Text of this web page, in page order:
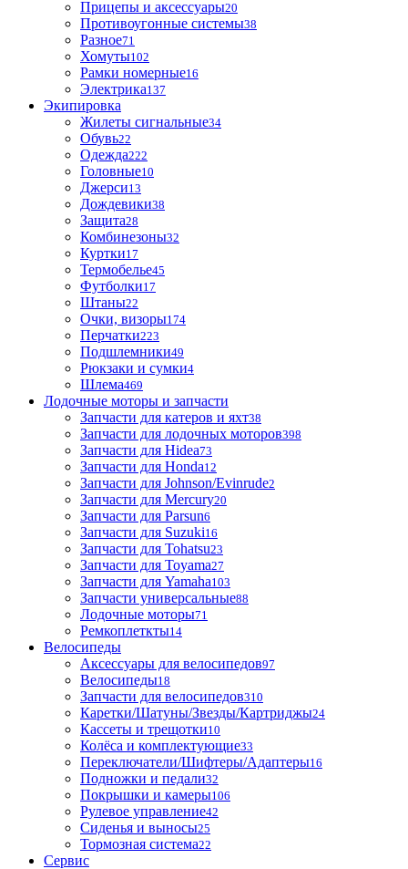
Прицепы и аксессуары20
Противоугонные системы38
Разное71
Хомуты102
Рамки номерные16
Электрика137
Экипировка
Жилеты сигнальные34
Обувь22
Одежда222
Головные10
Джерси13
Дождевики38
Защита28
Комбинезоны32
Куртки17
Термобелье45
Футболки17
Штаны22
Очки, визоры174
Перчатки223
Подшлемники49
Рюкзаки и сумки4
Шлема469
Лодочные моторы и запчасти
Запчасти для катеров и яхт38
Запчасти для лодочных моторов398
Запчасти для Hidea73
Запчасти для Honda12
Запчасти для Johnson/Evinrude2
Запчасти для Mercury20
Запчасти для Parsun6
Запчасти для Suzuki16
Запчасти для Tohatsu23
Запчасти для Toyama27
Запчасти для Yamaha103
Запчасти универсальные88
Лодочные моторы71
Ремкоплеткты14
Велосипеды
Аксессуары для велосипедов97
Велосипеды18
Запчасти для велосипедов310
Каретки/Шатуны/Звезды/Картриджы24
Кассеты и трещотки10
Колёса и комплектующие33
Переключатели/Шифтеры/Адаптеры16
Подножки и педали32
Покрышки и камеры106
Рулевое управление42
Сиденья и выносы25
Тормозная система22
Сервис